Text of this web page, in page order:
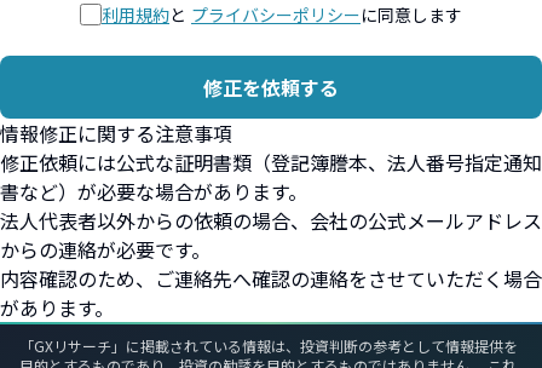
利用規約と プライバシーポリシーに同意します
修正を依頼する
情報修正に関する注意事項
修正依頼には公式な証明書類（登記簿謄本、法人番号指定通知
書など）が必要な場合があります。
法人代表者以外からの依頼の場合、会社の公式メールアドレス
からの連絡が必要です。
内容確認のため、ご連絡先へ確認の連絡をさせていただく場合
があります。
「GXリサーチ」に掲載されている情報は、投資判断の参考として情報提供を